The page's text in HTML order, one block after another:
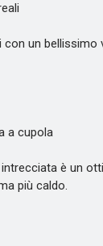
un bellissimo
a cupola
è un
più caldo.